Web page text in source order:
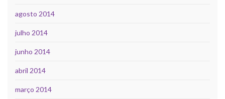
agosto 2014
julho 2014
junho 2014
abril 2014
março 2014